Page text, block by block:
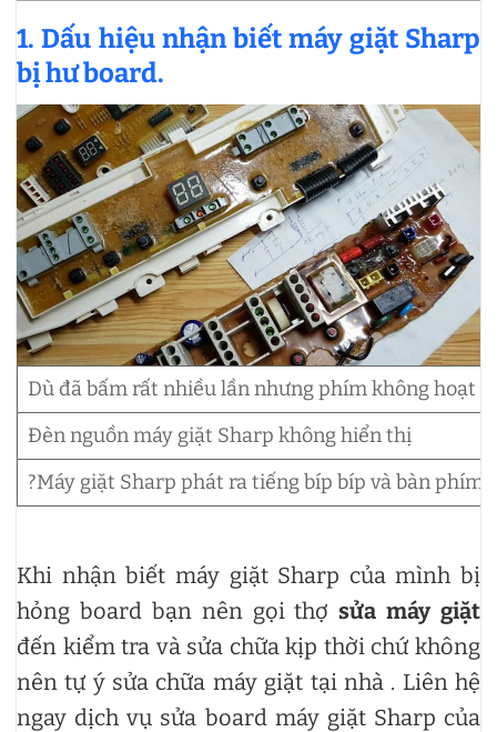
1. Dấu hiệu nhận biết máy giặt Sharp
bị hư board.
Dù đã bấm rất nhiều lần nhưng phím không hoạt
Đèn nguồn máy giặt Sharp không hiển thị
?Máy giặt Sharp phát ra tiếng bíp bíp và bàn phím
Khi nhận biết máy giặt Sharp của mình bị
hỏng board bạn nên gọi thợsửa máy giặt
đến kiểm tra và sửa chữa kịp thời chứ không
nên tự ý sửa chữa máy giặt tại nhà . Liên hệ
ngay dịch vụ sửa board máy giặt Sharp của